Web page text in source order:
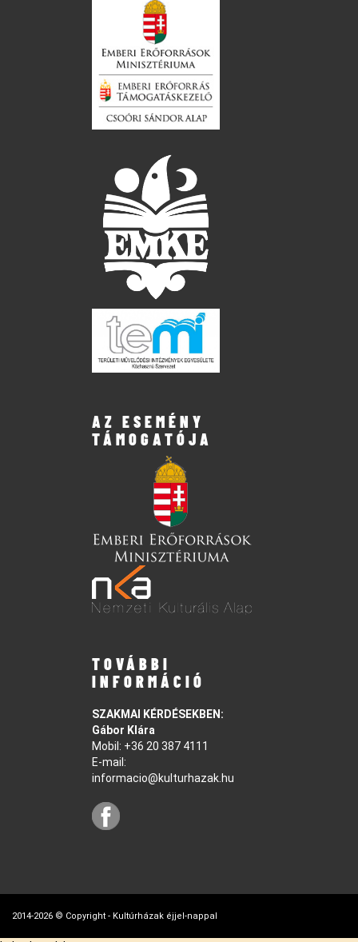
AZ ESEMÉNY
TÁMOGATÓJA
TOVÁBBI
INFORMÁCIÓ
SZAKMAI KÉRDÉSEKBEN:
Gábor Klára
Mobil: +36 20 387 4111
E-mail:
informacio@kulturhazak.hu
2014-2026 © Copyright - Kultúrházak éjjel-nappal